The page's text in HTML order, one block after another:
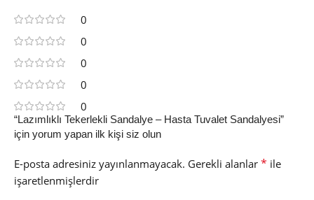
0
0
0
0
0
“Lazımlıklı Tekerlekli Sandalye – Hasta Tuvalet Sandalyesi”
için yorum yapan ilk kişi siz olun
E-posta adresiniz yayınlanmayacak. Gerekli alanlar * ile
işaretlenmişlerdir